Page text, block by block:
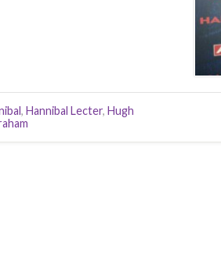
, Hannibal Lecter, Hugh